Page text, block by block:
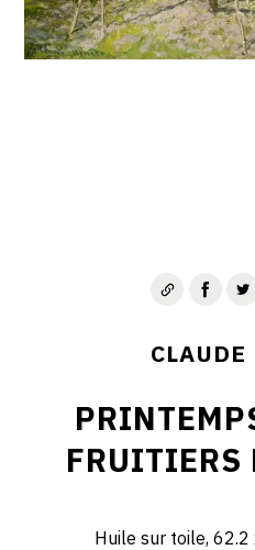
CLAUDE
FRUITIERS
Huile sur toile,